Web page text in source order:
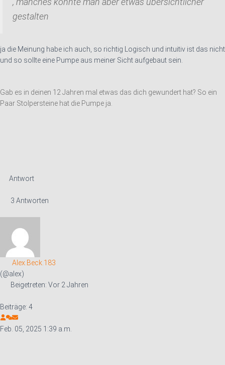
gestalten
ja die Meinung habe ich auch, so richtig Logisch und intuitiv ist das nicht
und so sollte eine Pumpe aus meiner Sicht aufgebaut sein.
Gab es in deinen 12 Jahren mal etwas das dich gewundert hat? So ein
Paar Stolpersteine hat die Pumpe ja.
Antwort
3 Antworten
Alex.Beck.183
(@alex)
Beigetreten: Vor 2 Jahren
Beiträge: 4
Feb. 05, 2025 1:39 a.m.